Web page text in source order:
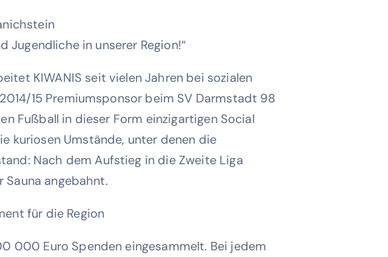
in unserer Region!“
KIWANIS seit vielen Jahren bei sozialen
15 Premiumsponsor beim SV Darmstadt 98
Fußball in dieser Form einzigartigen Social
kuriosen Umstände, unter denen die
Nach dem Aufstieg in die Zweite Liga
angebahnt.
für die Region
000 Euro Spenden eingesammelt. Bei jedem